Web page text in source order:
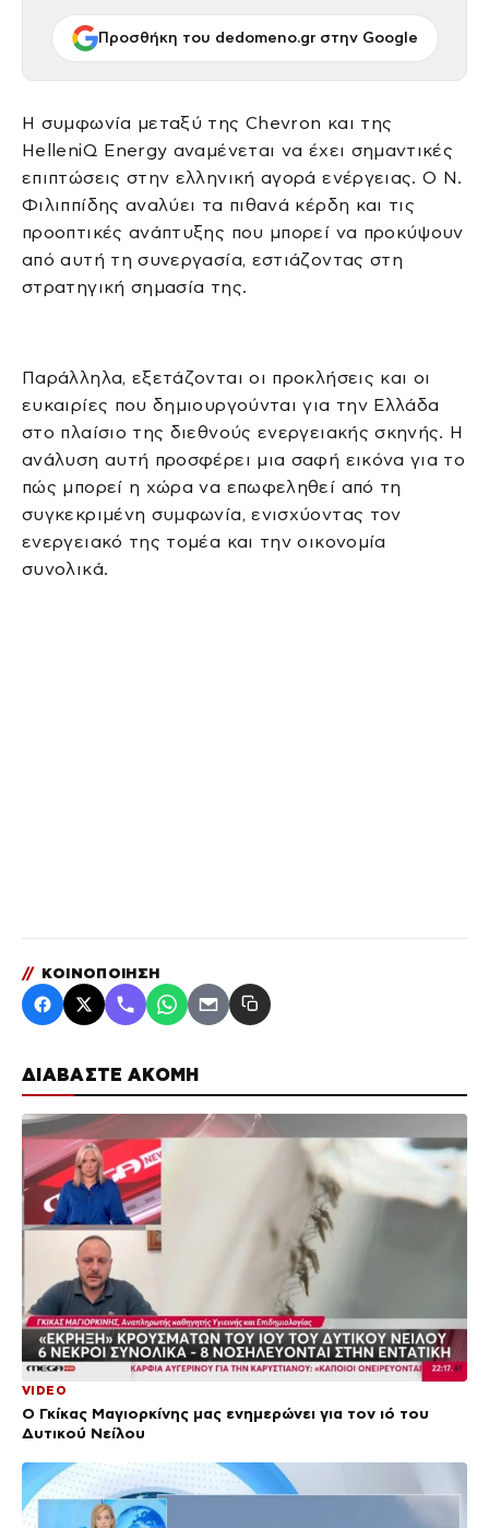
ΔΙΑΒΑΣΤΕ ΑΚΟΜΗ
VIDEO
Ο Γκίκας Μαγιορκίνης μας ενημερώνει για τον ιό του
Δυτικού Νείλου
Προσθήκη του dedomeno.gr στην Google
Η συμφωνία μεταξύ της Chevron και της
HelleniQ Energy αναμένεται να έχει σημαντικές
επιπτώσεις στην ελληνική αγορά ενέργειας. Ο Ν.
Φιλιππίδης αναλύει τα πιθανά κέρδη και τις
προοπτικές ανάπτυξης που μπορεί να προκύψουν
από αυτή τη συνεργασία, εστιάζοντας στη
στρατηγική σημασία της.
Παράλληλα, εξετάζονται οι προκλήσεις και οι
ευκαιρίες που δημιουργούνται για την Ελλάδα
στο πλαίσιο της διεθνούς ενεργειακής σκηνής. Η
ανάλυση αυτή προσφέρει μια σαφή εικόνα για το
πώς μπορεί η χώρα να επωφεληθεί από τη
συγκεκριμένη συμφωνία, ενισχύοντας τον
ενεργειακό της τομέα και την οικονομία
συνολικά.
// ΚΟΙΝΟΠΟΙΗΣΗ